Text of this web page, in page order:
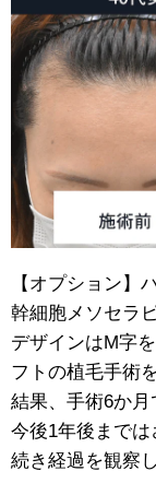
【オプション】
幹細胞メソセラ
デザインはM字
フトの植毛手術
結果、手術6か月
今後1年後まで
続き経過を観察